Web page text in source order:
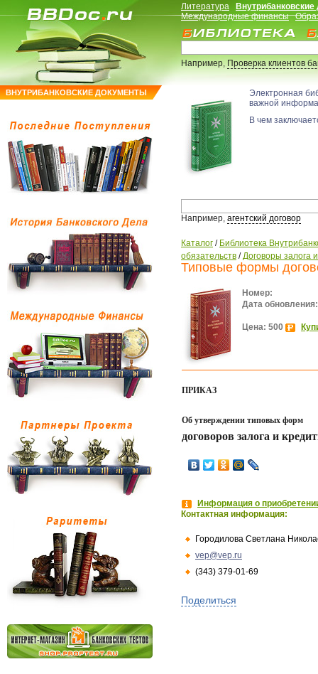
ВНУТРИБАНКОВСКИЕ ДОКУМЕНТЫ
Литература
Международные финансы
Например,Проверка клиентов
Электронная
важной
В чем
Например, агентский договор
Каталог / Библиотека
обязательств /Договоры залога
Типовые формы
Номер:
Дата обновления:
Цена: 500
ПРИКАЗ
Об утверждении типовых форм
договоров залога и
Информация о
Контактная информация:
Городилова Светлана
vep@vep.ru
(343) 379-01-69
Поделиться